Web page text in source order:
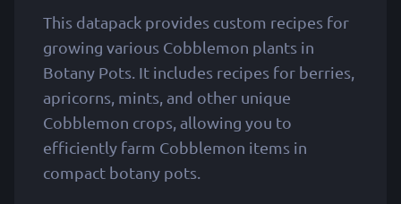
This datapack provides custom recipes for
growing various Cobblemon plants in
Botany Pots. It includes recipes for berries,
apricorns, mints, and other unique
Cobblemon crops, allowing you to
efficiently farm Cobblemon items in
compact botany pots.